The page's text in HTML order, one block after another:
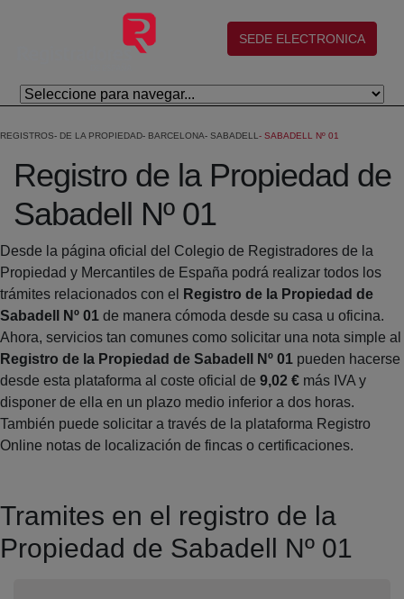
Salta al contingut principal
(abre en nueva ventana)
SEDE ELECTRONICA
REGISTROS DE LA PROPIEDAD BARCELONA SABADELL SABADELL Nº 01
Registro de la Propiedad de
Sabadell Nº 01
Desde la página oficial del Colegio de Registradores de la
Propiedad y Mercantiles de España podrá realizar todos los
trámites relacionados con el
Registro de la Propiedad de
Sabadell Nº 01 de manera cómoda desde su casa u oficina.
Ahora, servicios tan comunes como solicitar una nota simple al
Registro de la Propiedad de Sabadell Nº 01 pueden hacerse
desde esta plataforma al coste oficial de 9,02 € más IVA y
disponer de ella en un plazo medio inferior a dos horas.
También puede solicitar a través de la plataforma Registro
Online notas de localización de fincas o certificaciones.
Tramites en el registro de la
Propiedad de Sabadell Nº 01